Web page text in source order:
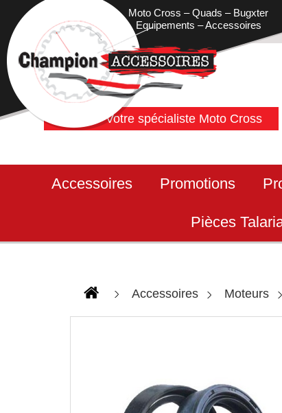
Moto Cross – Quads – Bugxter
Equipements – Accessoires
Votre spécialiste Moto Cross
Accessoires Promotions
Pièces
Accessoires Moteurs